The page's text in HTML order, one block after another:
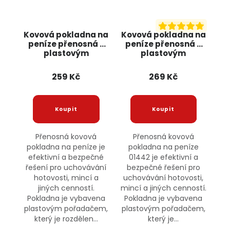
Kovová pokladna na
peníze přenosná s
plastovým
01441_CZ JIPOS
259 Kč
Přenosná kovová
pokladna na peníze je
efektivní a bezpečné
řešení pro uchovávání
hotovosti, mincí a
jiných cenností.
Pokladna je vybavena
plastovým pořadačem,
který je rozdělen...
Kovová pokladna na
peníze přenosná s
plastovým
JIPOS
269 Kč
Přenosná kovová
pokladna na peníze
01442 je efektivní a
bezpečné řešení pro
uchovávání hotovosti,
mincí a jiných cenností.
Pokladna je vybavena
plastovým pořadačem,
který je...